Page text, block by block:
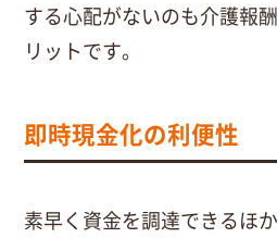
する心配がないのも介護報
リットです。
即時現金化の利便性
素早く資金を調達できるほ